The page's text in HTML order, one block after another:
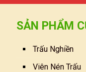
SẢN PHẨM
Trấu Nghiền
Viên Nén Trấu